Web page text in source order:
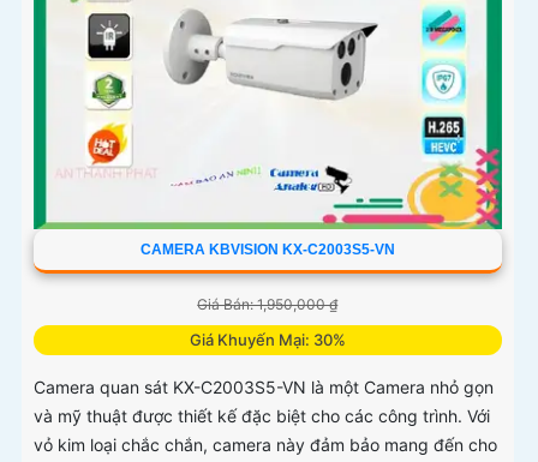
CAMERA KBVISION KX-C2003S5-VN
Giá Bán: 1,950,000 ₫
Giá Khuyến Mại: 30%
Camera quan sát KX-C2003S5-VN là một Camera nhỏ gọn
và mỹ thuật được thiết kế đặc biệt cho các công trình. Với
vỏ kim loại chắc chắn, camera này đảm bảo mang đến cho